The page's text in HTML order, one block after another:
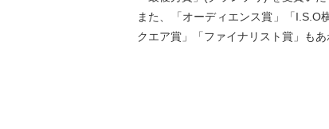
また、「オーディエンス賞」「I.S.O
クエア賞」「ファイナリスト賞」もあ